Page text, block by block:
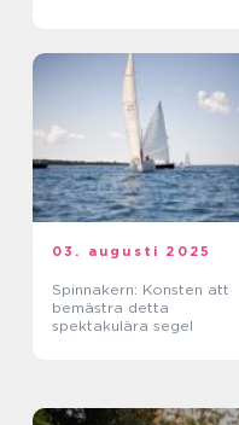
03. augusti 2025
Spinnakern: Konsten att
bemästra detta
spektakulära segel